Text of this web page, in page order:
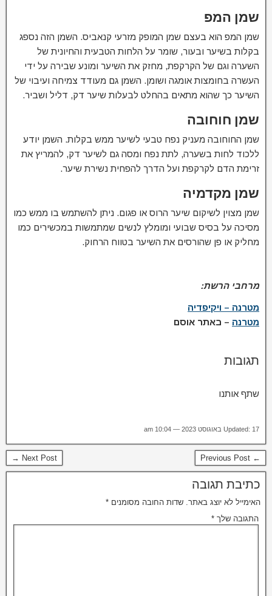
שמן המפ
שמן המפ הוא בעצם שמן המופק מזרעי קנאביס. השמן הזה נספג
בקלות בשיער ובעור, שומר על הלחות הטבעית והחיונית של
השערה וגם של הקרקפת, מחזק את השיער ומונע שבירה על ידי
העשרה בחומצות אומגה ושומן. השמן גם מעודד צמיחה ועיבוי של
השיער כך שהוא מתאים בהחלט לבעלות שיער דק, דליל ושביר.
שמן חוחובה
שמן החוחובה מעניק נפח טבעי לשיער ממש בקלות. השמן יודע
ללכוד לחות בשערה, לתת נפח ומסה גם לשיער דק, להמריץ את
זרימת הדם לקרקפת ועל הדרך להפחית נשירת שיער.
שמן מקדמיה
שמן מצוין לשיקום שיער הרוס או פגום. ניתן להשתמש בו ממש כמו
מסיכה על בסיס שבועי ומומלץ לנשים שמתמשות במכשירים כמו
מחליק או פן שהורסים את השיער בטווח הרחוק.
מרחבי הרשת:
מטרנה – ויקיפדיה
מטרנה – באתר אוסם
תגובות
שתף אותנו
Updated: 17 באוגוסט 2023 — 10:04 am
← Previous Post
Next Post →
כתיבת תגובה
האימייל לא יוצג באתר. שדות החובה מסומנים *
התגובה שלך *